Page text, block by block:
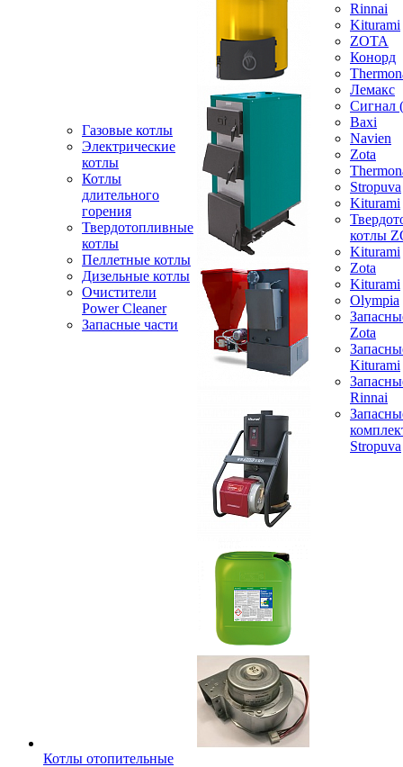
Газовые котлы
Электрические
котлы
Котлы
длительного
горения
Твердотопливные
котлы
Пеллетные котлы
Дизельные котлы
Очистители
Power Cleaner
Запасные части
Rinnai
Kiturami
ZOTA
Конорд
Лемакс
Baxi
Navien
Zota
Stropuva
Kiturami
котлы
Kiturami
Zota
Kiturami
Olympia
Zota
Kiturami
Rinnai
Stropuva
Котлы отопительные